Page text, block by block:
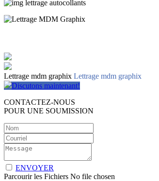
Lettrage mdm graphix Lettrage mdm graphix
Discutons maintenant!
CONTACTEZ-NOUS
POUR UNE SOUMISSION
ENVOYER
Parcourir les Fichiers No file chosen